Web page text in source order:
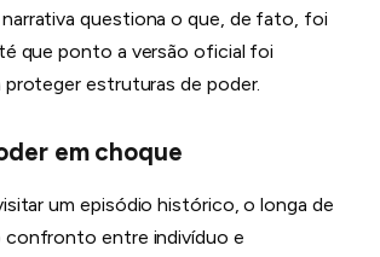
questiona o que, de fato, foi
que ponto a versão oficial foi
proteger estruturas de poder.
em choque
um episódio histórico, o longa de
confronto entre indivíduo e